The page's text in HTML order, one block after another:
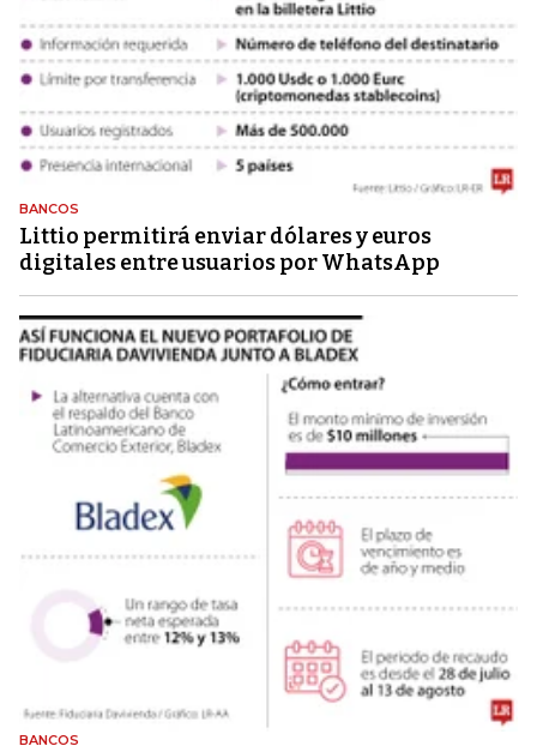
BANCOS
Littio permitirá enviar dólares y euros
digitales entre usuarios por WhatsApp
BANCOS